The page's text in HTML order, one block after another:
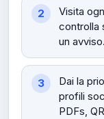
Visita
controlla
un avviso.
Dai la
profili
PDFs,